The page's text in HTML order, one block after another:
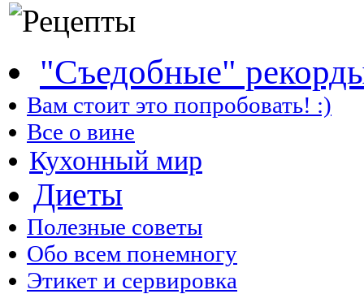
"Съедобные"
Вам стоит это попробовать! :)
Все о вине
Кухонный мир
Диеты
Полезные советы
Обо всем понемногу
Этикет и сервировка